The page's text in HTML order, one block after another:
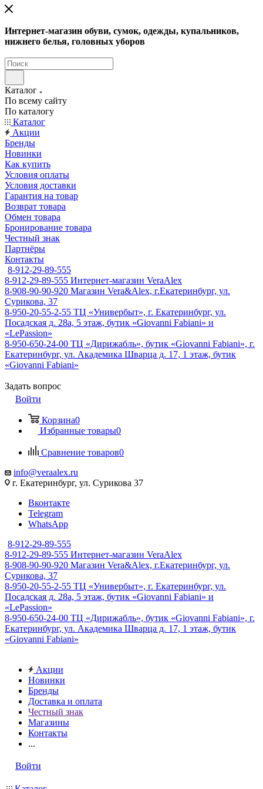
Интернет-магазин обуви, сумок, одежды, купальников,
нижнего белья, головных уборов
Каталог
По всему сайту
По каталогу
Каталог
Акции
Бренды
Новинки
Как купить
Условия оплаты
Условия доставки
Гарантия на товар
Возврат товара
Обмен товара
Бронирование товара
Честный знак
Партнёры
Контакты
8-912-29-89-555
8-912-29-89-555 Интернет-магазин VeraAlex
8-908-90-90-920 Магазин Vera&Alex, г.Екатеринбург, ул.
Сурикова, 37
8-950-20-55-2-55 ТЦ «Универбыт», г. Екатеринбург, ул.
Посадская д. 28а, 5 этаж, бутик «Giovanni Fabiani» и
«LePassion»
8-950-650-24-00 ТЦ «Дирижабль», бутик «Giovanni Fabiani», г.
Екатеринбург, ул. Академика Шварца д. 17, 1 этаж, бутик
«Giovanni Fabiani»
Задать вопрос
Войти
Корзина0
Избранные товары0
Сравнение товаров0
info@veraalex.ru
г. Екатеринбург, ул. Сурикова 37
Вконтакте
Telegram
WhatsApp
8-912-29-89-555
8-912-29-89-555 Интернет-магазин VeraAlex
8-908-90-90-920 Магазин Vera&Alex, г.Екатеринбург, ул.
Сурикова, 37
8-950-20-55-2-55 ТЦ «Универбыт», г. Екатеринбург, ул.
Посадская д. 28а, 5 этаж, бутик «Giovanni Fabiani» и
«LePassion»
8-950-650-24-00 ТЦ «Дирижабль», бутик «Giovanni Fabiani», г.
Екатеринбург, ул. Академика Шварца д. 17, 1 этаж, бутик
«Giovanni Fabiani»
Акции
Новинки
Бренды
Доставка и оплата
Честный знак
Магазины
Контакты
...
Войти